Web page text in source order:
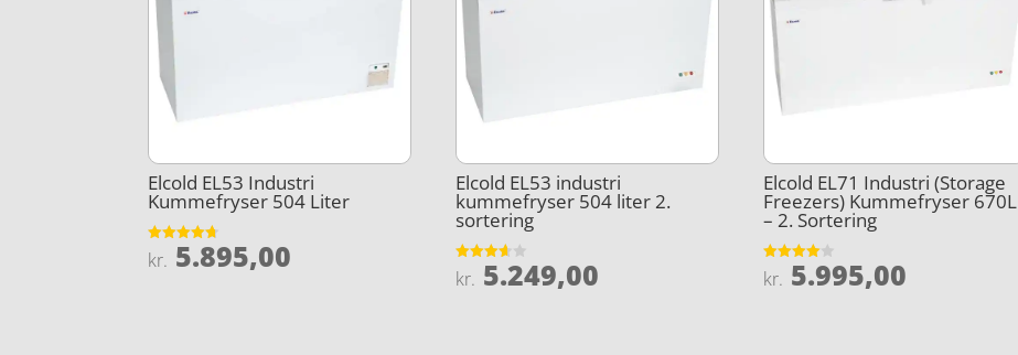
Elcold EL53 Industri
Kummefryser 504 Liter
Vurderet
4.7
kr. 5.895,00
Elcold EL53 industri
kummefryser 504 liter 2.
sortering
Vurderet
3.6
kr. 5.249,00
Elcold EL71 Industri (Storage
Freezers) Kummefryser 670L
– 2. Sortering
Vurderet
4
kr. 5.995,00